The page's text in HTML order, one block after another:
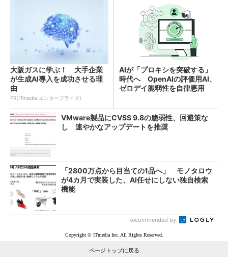
大阪ガスに学ぶ！ 大手企業
が生成AI導入を成功させる理
由
PR(ITmedia エンタープライズ)
AIが「プロキシを突破する」
時代へ OpenAIの評価用AI、
ゼロデイ脆弱性を自律悪用
VMware製品にCVSS 9.8の脆弱性、回避策な
し 速やかなアップデートを推奨
「2800万点から目当ての1品へ」 モノタロウ
が4カ月で実装した、AI任せにしない独自検索
機能
Recommended by
Copyright © ITmedia Inc. All Rights Reserved.
ページトップに戻る